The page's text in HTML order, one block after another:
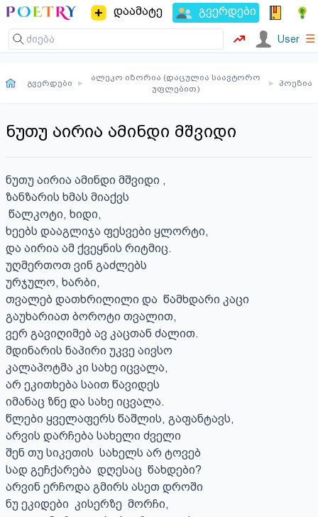
დაამატე გვერდები
User ☰
გვერდები ▸
ალეკო იზორია (დაცულია საავტორო
უფლებით)
▸ პოეზია
ნუთუ აირია ამინდი მშვიდი
ნუთუ აირია ამინდი მშვიდი ,
ზანზარის ხმას მიაქვს
ხეებს დააგლიჯა ფესვები ყლორტი,
და აირია ამ ქვეყნის რიტმიც.
უღმერთოთ ვინ გაძლებს
ურჯულო, ხარბი,
თვალებ დათხრილილი და  წამხდარი კაცი
გაუხარიათ ბოროტი თვალით,
ვერ გავიღიმებ ავ კაცთან ძალით.
მდინარის ნაპირი უკვე აივსო
კალაპოტმა კი სახე იცვალა,
არ ეკითხება საით წავიდეს
იმანაც ზნე და სახე იცვალა.
წლები ყველაფერს წაშლის, გაფანტავს,
არვის დარჩება სახელი ძველი
შენ თუ სიკეთის  სახელს არ ტოვებ
სად გეჩქარება  დღესაც  წახდები?
არვინ ერჩოდა გმირს ასეთ დროში
ნუ ეკიდები  კისერზე  მორჩი,